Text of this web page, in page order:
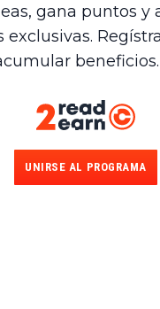
gana puntos y
exclusivas.
beneficios.
UNIRSE AL PROGRAMA